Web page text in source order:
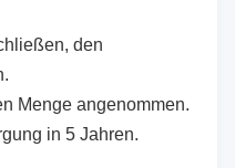
den
Menge angenommen.
in 5 Jahren.